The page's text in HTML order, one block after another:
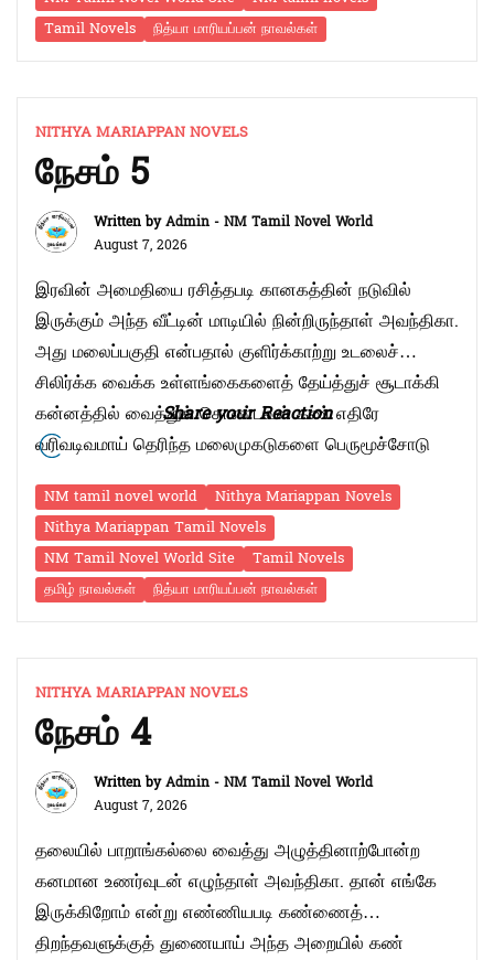
அறிவுரைகள் யாவற்றுக்கும் தனது தலையசைப்பைப்
பதிலாய்க் கொடுத்தாள் வெண்பா. இன்னும் சிறிது
reading“ஸ்வரம்
16”
Tamil Novels
நித்யா மாரியப்பன் நாவல்கள்
NITHYA MARIAPPAN NOVELS
நேசம் 5
Written byAdmin - NM Tamil Novel World
August 7, 2026
இரவின் அமைதியை ரசித்தபடி கானகத்தின் நடுவில்
இருக்கும் அந்த வீட்டின் மாடியில் நின்றிருந்தாள் அவந்திகா.
அது மலைப்பகுதி என்பதால் குளிர்க்காற்று உடலைச்
சிலிர்க்க வைக்க உள்ளங்கைகளைத் தேய்த்துச் சூடாக்கி
கன்னத்தில் வைத்துக் கொண்டவள் கண் எதிரே
வரிவடிவமாய் தெரிந்த மலைமுகடுகளை பெருமூச்சோடு
கேட்டுத் திரும்பியவள் அங்கே நின்ற ராகவைக் கண்டதும்
இவனா என்ற அலட்சியபாவனையுடன் முகத்தைத் திருப்பி
எதிர்புறம் வெறிக்கத் தொடங்கினாள். ராகவ் தான் செய்த
பிழைக்கு இது …Continue reading“நேசம்
Share your Reaction
NM tamil novel world
Nithya Mariappan Novels
Nithya Mariappan Tamil Novels
NM Tamil Novel World Site
Tamil Novels
தமிழ் நாவல்கள்
நித்யா மாரியப்பன் நாவல்கள்
NITHYA MARIAPPAN NOVELS
நேசம் 4
Written byAdmin - NM Tamil Novel World
August 7, 2026
தலையில் பாறாங்கல்லை வைத்து அழுத்தினாற்போன்ற
கனமான உணர்வுடன் எழுந்தாள் அவந்திகா. தான் எங்கே
இருக்கிறோம் என்று எண்ணியபடி கண்ணைத்
திறந்தவளுக்குத் துணையாய் அந்த அறையில் கண்